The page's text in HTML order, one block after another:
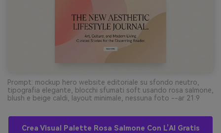
Prompt: mockup hero website editoriale su sfondo neutro,
tipografia elegante, blocchi sfumati soft usando rosa salmone,
blush e beige caldi, layout minimale, nessuna foto --ar 21:9
Crea Visual Palette Rosa Salmone Con L’AI Gratis